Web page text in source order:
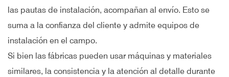
las pautas de instalación, acompañan al envío. Esto se
suma a la confianza del cliente y admite equipos de
instalación en el campo.
Si bien las fábricas pueden usar máquinas y materiales
similares, la consistencia y la atención al detalle durante